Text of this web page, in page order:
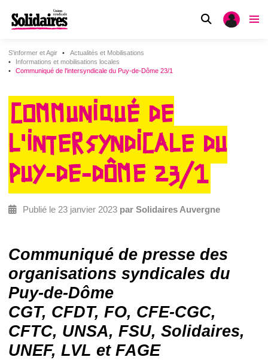
S'informer et Agir
Actualités et Mobilisations
Informations et mobilisations locales
Communiqué de l'intersyndicale du Puy-de-Dôme 23/1
COMMUNIQUÉ DE
L'INTERSYNDICALE DU
PUY-DE-DÔME 23/1
Publié le 23 janvier 2023 par Solidaires Auvergne
Communiqué de presse des
organisations syndicales du
Puy-de-Dôme
CGT, CFDT, FO, CFE-CGC,
CFTC, UNSA, FSU, Solidaires,
UNEF, LVL et FAGE